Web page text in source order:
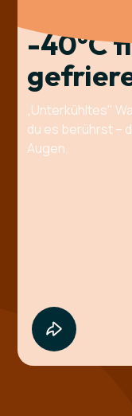
-40°C
„Unterkühltes"
du es berührst –
Augen.